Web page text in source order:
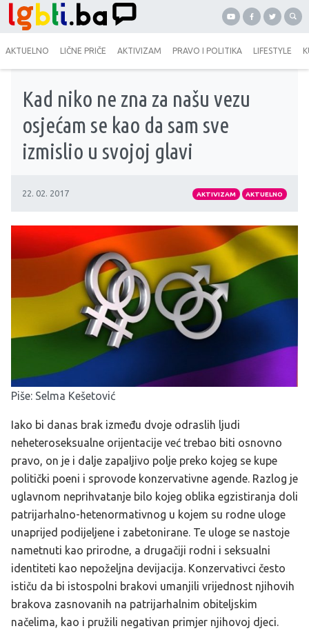
AKTUELNO LIČNE PRIČE AKTIVIZAM PRAVO I POLITIKA LIFESTYLE
Kad niko ne zna za našu vezu
osjećam se kao da sam sve
izmislio u svojoj glavi
22. 02. 2017 AKTIVIZAM AKTUELNO
Piše: Selma Kešetović
Iako bi danas brak između dvoje odraslih ljudi
neheteroseksualne orijentacije već trebao biti osnovno
pravo, on je i dalje zapaljivo polje preko kojeg se kupe
politički poeni i sprovode konzervativne agende. Razlog je
uglavnom neprihvatanje bilo kojeg oblika egzistiranja doli
patrijarhalno-hetenormativnog u kojem su rodne uloge
unaprijed podijeljene i zabetonirane. Te uloge se nastoje
nametnuti kao prirodne, a drugačiji rodni i seksualni
identiteti kao nepoželjna devijacija. Konzervativci često
ističu da bi istospolni brakovi umanjili vrijednost njihovih
brakova zasnovanih na patrijarhalnim obiteljskim
načelima, kao i pružili negativan primjer njihovoj djeci.